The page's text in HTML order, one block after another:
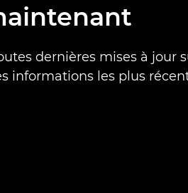
dernières mises à jour
informations les plus